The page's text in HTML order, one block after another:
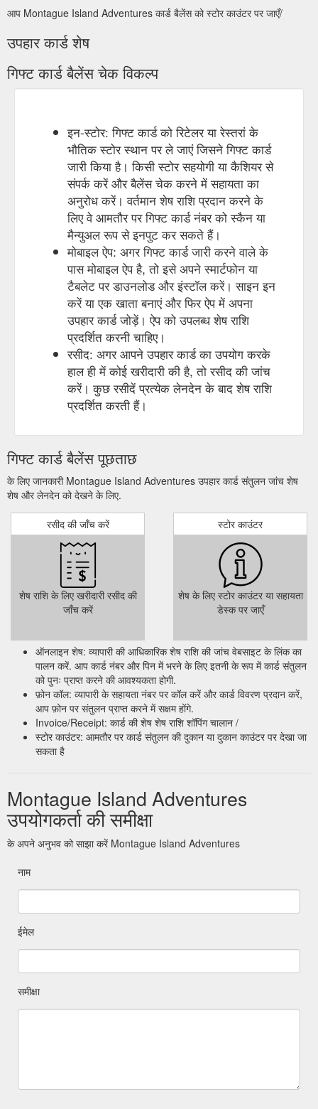
आप Montague Island Adventures कार्ड बैलेंस को स्टोर काउंटर पर जाएँ/
उपहार कार्ड शेष
गिफ्ट कार्ड बैलेंस चेक विकल्प
इन-स्टोर: गिफ्ट कार्ड को रिटेलर या रेस्तरां के
भौतिक स्टोर स्थान पर ले जाएं जिसने गिफ्ट कार्ड
जारी किया है। किसी स्टोर सहयोगी या कैशियर से
संपर्क करें और बैलेंस चेक करने में सहायता का
अनुरोध करें। वर्तमान शेष राशि प्रदान करने के
लिए वे आमतौर पर गिफ्ट कार्ड नंबर को स्कैन या
मैन्युअल रूप से इनपुट कर सकते हैं।
मोबाइल ऐप: अगर गिफ्ट कार्ड जारी करने वाले के
पास मोबाइल ऐप है, तो इसे अपने स्मार्टफोन या
टैबलेट पर डाउनलोड और इंस्टॉल करें। साइन इन
करें या एक खाता बनाएं और फिर ऐप में अपना
उपहार कार्ड जोड़ें। ऐप को उपलब्ध शेष राशि
प्रदर्शित करनी चाहिए।
रसीद: अगर आपने उपहार कार्ड का उपयोग करके
हाल ही में कोई खरीदारी की है, तो रसीद की जांच
करें। कुछ रसीदें प्रत्येक लेनदेन के बाद शेष राशि
प्रदर्शित करती हैं।
गिफ्ट कार्ड बैलेंस पूछताछ
के लिए जानकारी Montague Island Adventures उपहार कार्ड संतुलन जांच शेष
शेष और लेनदेन को देखने के लिए.
रसीद की जाँच करें
शेष राशि के लिए खरीदारी रसीद की
जाँच करें
स्टोर काउंटर
शेष के लिए स्टोर काउंटर या सहायता
डेस्क पर जाएँ
ऑनलाइन शेष: व्यापारी की आधिकारिक शेष राशि की जांच वेबसाइट के लिंक का
पालन करें. आप कार्ड नंबर और पिन में भरने के लिए इतनी के रूप में कार्ड संतुलन
को पुनः प्राप्त करने की आवश्यकता होगी.
फ़ोन कॉल: व्यापारी के सहायता नंबर पर कॉल करें और कार्ड विवरण प्रदान करें,
आप फ़ोन पर संतुलन प्राप्त करने में सक्षम होंगे.
Invoice/Receipt: कार्ड की शेष शेष राशि शॉपिंग चालान /
स्टोर काउंटर: आमतौर पर कार्ड संतुलन की दुकान या दुकान काउंटर पर देखा जा
सकता है
Montague Island Adventures
उपयोगकर्ता की समीक्षा
के अपने अनुभव को साझा करें Montague Island Adventures
नाम
ईमेल
समीक्षा